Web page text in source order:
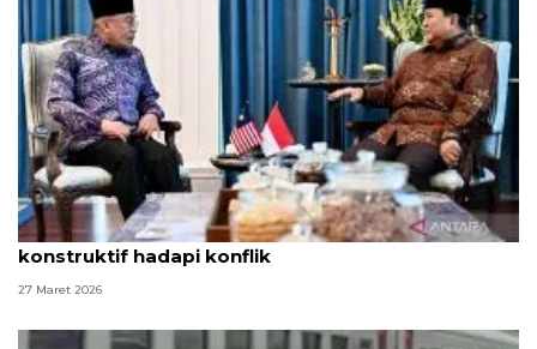
Anwar: Pertemuan dengan Prabowo buka ruang
konstruktif hadapi konflik
27 Maret 2026